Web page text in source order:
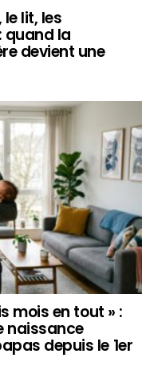
lit, les
quand la
devient une
mois en tout » :
naissance
depuis le 1er